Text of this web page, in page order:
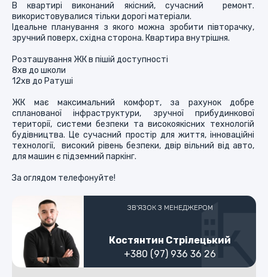
В квартирі виконаний якісний, сучасний  ремонт.
використовувалися тільки дорогі матеріали.
Ідеальне планування з якого можна зробити півторачку,
зручний поверх, східна сторона. Квартира внутрішня.
Розташування ЖК в пішій доступності
8хв до школи
12хв до Ратуші
ЖК має максимальний комфорт, за рахунок добре
спланованої інфраструктури, зручної прибудинкової
території, системи безпеки та високоякісних технологій
будівництва. Це сучасний простір для життя, інноваційні
технології,  високий рівень безпеки, двір вільний від авто,
для машин є підземний паркінг.
За оглядом телефонуйте!
ЗВ'ЯЗОК З МЕНЕДЖЕРОМ
Костянтин Стрілецький
+380 (97) 936 36 26